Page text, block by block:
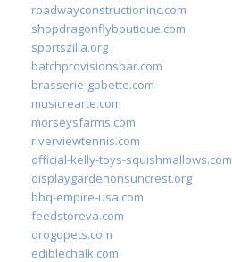
roadwayconstructioninc.com
shopdragonflyboutique.com
sportszilla.org
batchprovisionsbar.com
brasserie-gobette.com
musicrearte.com
morseysfarms.com
riverviewtennis.com
official-kelly-toys-squishmallows.com
displaygardenonsuncrest.org
bbq-empire-usa.com
feedstoreva.com
drogopets.com
ediblechalk.com